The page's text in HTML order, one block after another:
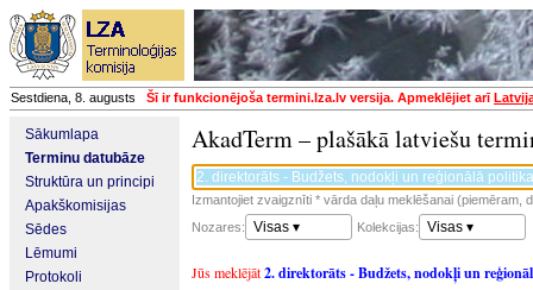
Sestdiena, 8. augusts Šī ir funkcionējoša termini.lza.lv versija. Apmeklējiet arī
Sākumlapa
Terminu datubāze
Struktūra un principi
Apakškomisijas
Sēdes
Lēmumi
Protokoli
AkadTerm – plašākā latviešu
Izmantojiet zvaigznīti * vārda daļu meklēšanai (piemēram,
Nozares:
Visas ▾ Kolekcijas: Visas ▾
Jūs meklējāt2. direktorāts - Budžets, nodokļi un